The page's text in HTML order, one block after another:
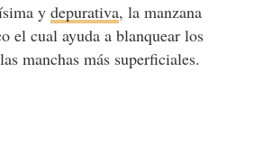
y depurativa, la manzana
el cual ayuda a blanquear los
manchas más superficiales.